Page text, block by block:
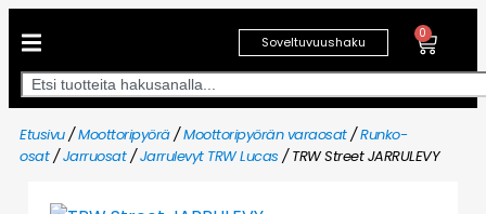
Soveltuvuushaku
0
Etusivu/Moottoripyörä/Moottoripyörän varaosat/Runko-
osat/Jarruosat/Jarrulevyt TRW Lucas / TRW Street JARRULEVY